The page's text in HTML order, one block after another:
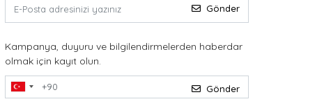
Gönder
Kampanya, duyuru ve bilgilendirmelerden haberdar
olmak için kayıt olun.
Gönder